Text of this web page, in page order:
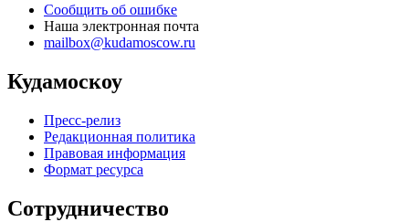
Сообщить об ошибке
Наша электронная почта
mailbox@kudamoscow.ru
Кудамоскоу
Пресс-релиз
Редакционная политика
Правовая информация
Формат ресурса
Сотрудничество